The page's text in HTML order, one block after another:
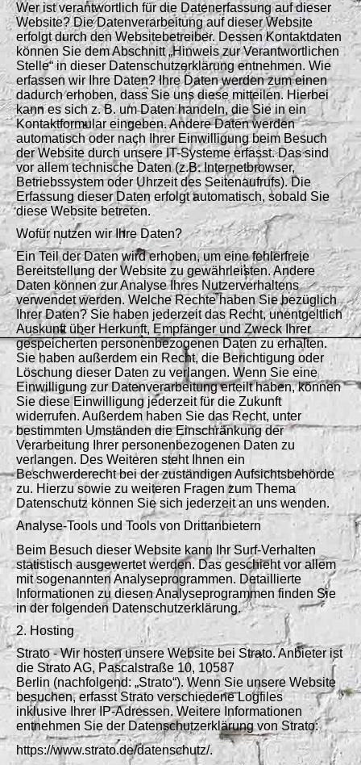
Wer ist verantwortlich für die Datenerfassung auf dieser
Website? Die Datenverarbeitung auf dieser Website
erfolgt durch den Websitebetreiber. Dessen Kontaktdaten
können Sie dem Abschnitt „Hinweis zur Verantwortlichen
Stelle“ in dieser Datenschutzerklärung entnehmen. Wie
erfassen wir Ihre Daten? Ihre Daten werden zum einen
dadurch erhoben, dass Sie uns diese mitteilen. Hierbei
kann es sich z. B. um Daten handeln, die Sie in ein
Kontaktformular eingeben. Andere Daten werden
automatisch oder nach Ihrer Einwilligung beim Besuch
der Website durch unsere IT-Systeme erfasst. Das sind
vor allem technische Daten (z.B. Internetbrowser,
Betriebssystem oder Uhrzeit des Seitenaufrufs). Die
Erfassung dieser Daten erfolgt automatisch, sobald Sie
diese Website betreten.
Wofür nutzen wir Ihre Daten?
Ein Teil der Daten wird erhoben, um eine fehlerfreie
Bereitstellung der Website zu gewährleisten. Andere
Daten können zur Analyse Ihres Nutzerverhaltens
verwendet werden. Welche Rechte haben Sie bezüglich
Ihrer Daten? Sie haben jederzeit das Recht, unentgeltlich
Auskunft über Herkunft, Empfänger und Zweck Ihrer
gespeicherten personenbezogenen Daten zu erhalten.
Sie haben außerdem ein Recht, die Berichtigung oder
Löschung dieser Daten zu verlangen. Wenn Sie eine
Einwilligung zur Datenverarbeitung erteilt haben, können
Sie diese Einwilligung jederzeit für die Zukunft
widerrufen. Außerdem haben Sie das Recht, unter
bestimmten Umständen die Einschränkung der
Verarbeitung Ihrer personenbezogenen Daten zu
verlangen. Des Weiteren steht Ihnen ein
Beschwerderecht bei der zuständigen Aufsichtsbehörde
zu. Hierzu sowie zu weiteren Fragen zum Thema
Datenschutz können Sie sich jederzeit an uns wenden.
Analyse-Tools und Tools von Drittanbietern
Beim Besuch dieser Website kann Ihr Surf-Verhalten
statistisch ausgewertet werden. Das geschieht vor allem
mit sogenannten Analyseprogrammen. Detaillierte
Informationen zu diesen Analyseprogrammen finden Sie
in der folgenden Datenschutzerklärung.
2. Hosting
Strato - Wir hosten unsere Website bei Strato. Anbieter ist
die Strato AG, Pascalstraße 10, 10587
Berlin (nachfolgend: „Strato“). Wenn Sie unsere Website
besuchen, erfasst Strato verschiedene Logfiles
inklusive Ihrer IP-Adressen. Weitere Informationen
entnehmen Sie der Datenschutzerklärung von Strato:
https://www.strato.de/datenschutz/.